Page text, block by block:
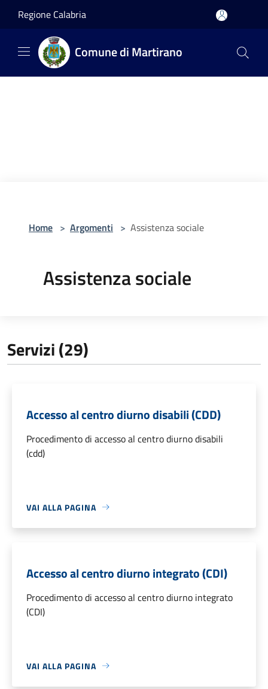
Regione Calabria
Comune di Martirano
Home > Argomenti > Assistenza sociale
Assistenza sociale
Servizi (29)
Accesso al centro diurno disabili (CDD)
Procedimento di accesso al centro diurno disabili
(cdd)
VAI ALLA PAGINA
Accesso al centro diurno integrato (CDI)
Procedimento di accesso al centro diurno integrato
(CDI)
VAI ALLA PAGINA